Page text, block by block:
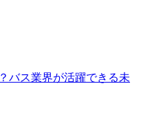
バス業界が活躍できる未